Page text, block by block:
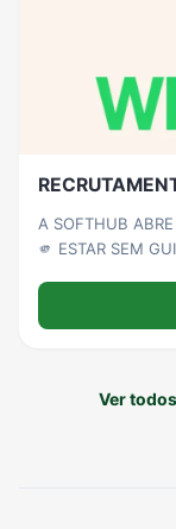
A SOFTHUB
🫵 ESTAR SEM
PODE VIM QUE E
Ver